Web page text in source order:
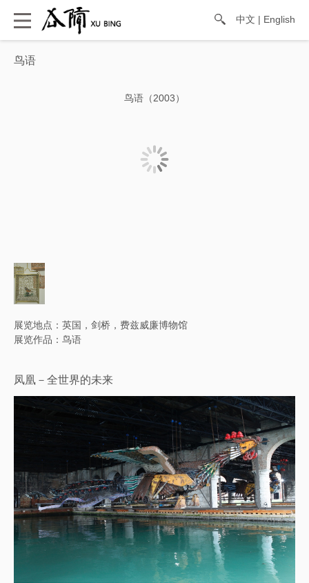
中文 | English
鸟语
鸟语（2003）
展览地点：英国，剑桥，费兹威廉博物馆
展览作品：鸟语
凤凰－全世界的未来